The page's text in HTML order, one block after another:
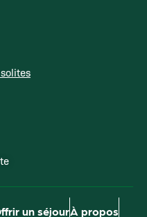
un séjourÀ propos